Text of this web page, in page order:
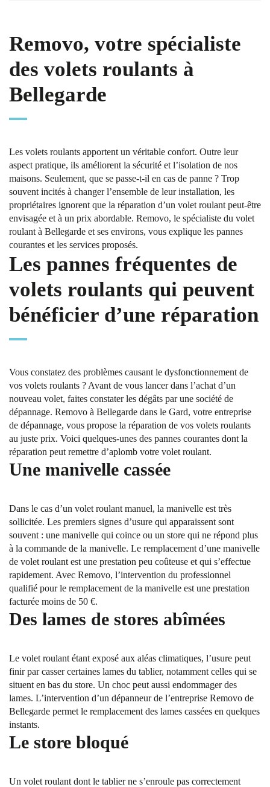
Removo, votre spécialiste
des volets roulants à
Bellegarde
Les volets roulants apportent un véritable confort. Outre leur
aspect pratique, ils améliorent la sécurité et l’isolation de nos
maisons. Seulement, que se passe-t-il en cas de panne ? Trop
souvent incités à changer l’ensemble de leur installation, les
propriétaires ignorent que la réparation d’un volet roulant peut-être
envisagée et à un prix abordable. Removo, le spécialiste du volet
roulant à Bellegarde et ses environs, vous explique les pannes
courantes et les services proposés.
Les pannes fréquentes de
volets roulants qui peuvent
bénéficier d’une réparation
Vous constatez des problèmes causant le dysfonctionnement de
vos volets roulants ? Avant de vous lancer dans l’achat d’un
nouveau volet, faites constater les dégâts par une société de
dépannage. Removo à Bellegarde dans le Gard, votre entreprise
de dépannage, vous propose la réparation de vos volets roulants
au juste prix. Voici quelques-unes des pannes courantes dont la
réparation peut remettre d’aplomb votre volet roulant.
Une manivelle cassée
Dans le cas d’un volet roulant manuel, la manivelle est très
sollicitée. Les premiers signes d’usure qui apparaissent sont
souvent : une manivelle qui coince ou un store qui ne répond plus
à la commande de la manivelle. Le remplacement d’une manivelle
de volet roulant est une prestation peu coûteuse et qui s’effectue
rapidement. Avec Removo, l’intervention du professionnel
qualifié pour le remplacement de la manivelle est une prestation
facturée moins de 50 €.
Des lames de stores abîmées
Le volet roulant étant exposé aux aléas climatiques, l’usure peut
finir par casser certaines lames du tablier, notamment celles qui se
situent en bas du store. Un choc peut aussi endommager des
lames. L’intervention d’un dépanneur de l’entreprise Removo de
Bellegarde permet le remplacement des lames cassées en quelques
instants.
Le store bloqué
Un volet roulant dont le tablier ne s’enroule pas correctement